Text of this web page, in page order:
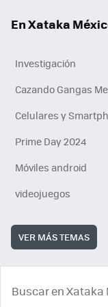
En Xataka
Investigación
Cazando Gangas
Celulares y
Prime Day 2024
Móviles android
videojuegos
VER MÁS TEMAS